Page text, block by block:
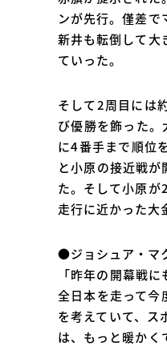
ンが先行。僅差で
新井も転倒して大
ていった。
そして2周目には
び優勝を飾った
に4番手まで順位
と小原の接近戦
た。そして小原
走行に近かった大
●ジョシュア・マ
「昨年の開幕戦
全日本を走って今
を考えていて、ス
は、もっと暖かく